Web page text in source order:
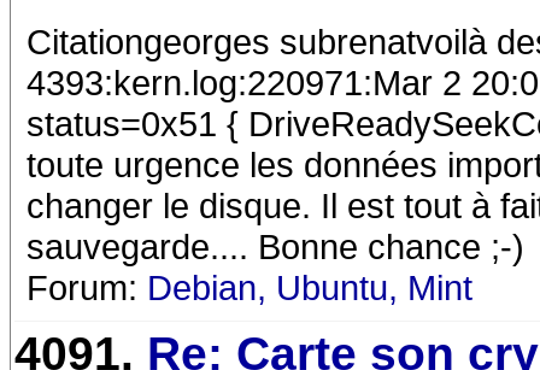
Citationgeorges subrenatvoilà
4393:kern.log:220971:Mar 2
status=0x51 {
toute urgence les données
changer le disque. Il est tout à
sauvegarde.... Bonne chance ;-)
Forum: Debian, Ubuntu, Mint
4091. Re: Carte son